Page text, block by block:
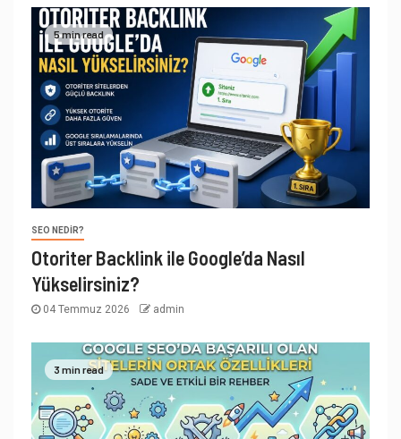
5 min read
SEO NEDIR?
Otoriter Backlink ile Google’da Nasıl
Yükselirsiniz?
04 Temmuz 2026 admin
3 min read